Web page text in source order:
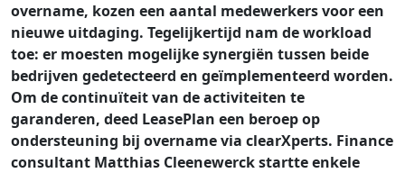
overname, kozen een aantal medewerkers voor een
nieuwe uitdaging. Tegelijkertijd nam de workload
toe: er moesten mogelijke synergiën tussen beide
bedrijven gedetecteerd en geïmplementeerd worden.
Om de continuïteit van de activiteiten te
garanderen, deed LeasePlan een beroep op
ondersteuning bij overname via clearXperts. Finance
consultant Matthias Cleenewerck startte enkele